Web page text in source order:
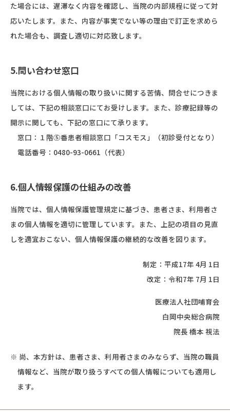
た場合には、遅滞なく内容を確認し、当院の内部規程に従って対
応いたします。また、内容が事実でない等の理由で訂正を求めら
れた場合も、調査し適切に対応致します。
5.問い合わせ窓口
当院における個人情報の取り扱いに関する苦情、問合せにつきま
しては、下記の相談窓口にてお受けします。また、診療記録等の
開示に関しても、下記の窓口にて承ります。
窓口：１階⑤番患者相談窓口「コスモス」（初診受付となり）
電話番号：0480-93-0661（代表）
6.個人情報保護の仕組みの改善
当院では、個人情報保護管理規定に基づき、患者さま、利用者さ
まの個人情報を適切に管理しています。また、上記の項目の見直
しを適宜おこない、個人情報保護の継続的な改善を図ります。
制定：平成17年 4月 1日
改定：令和7年 7月 1日
医療法人社団哺育会
白岡中央総合病院
院長 橋本 視法
※ 尚、本方針は、患者さま、利用者さまのみならず、当院の職員
情報など、当院が取り扱うすべての個人情報についても適用し
ます。